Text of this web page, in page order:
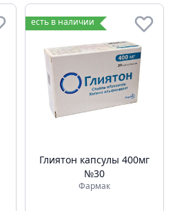
есть в наличии
Глиятон капсулы 400мг
№30
Фармак